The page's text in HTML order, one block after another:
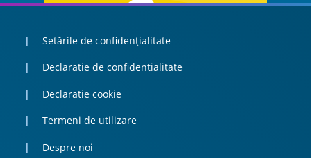
Setările de confidențialitate
Declaratie de confidentialitate
Declaratie cookie
Termeni de utilizare
Despre noi